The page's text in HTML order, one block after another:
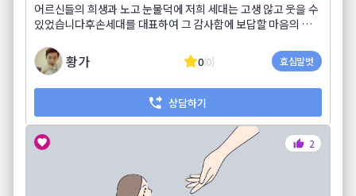
어르신들의 희생과 노고 눈물덕에 저희 세대는 고생 않고 웃을 수
있었습니다후손세대를 대표하여 그 감사함에 보답할 마음의 손
황가 0(0) 효심말벗
상담하기
2